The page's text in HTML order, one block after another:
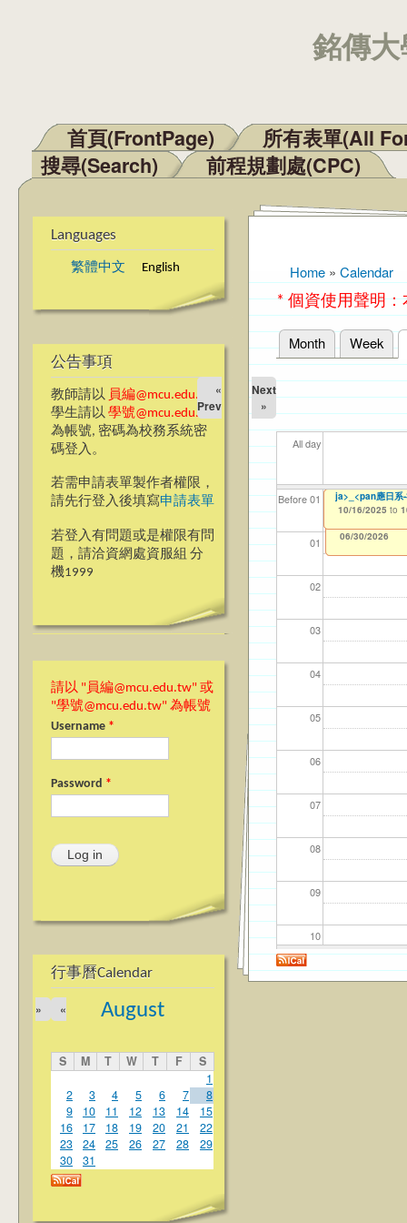
銘傳
Main menu
首頁(FrontPage)
所有表單(All
搜尋(Search)
前程規劃處(CPC)
Languages
繁體中文 English
公告事項
教師請以 員編@mcu.edu.tw
學生請以 學號@mcu.edu.tw
為帳號, 密碼為校務系統密
碼登入。
若需申請表單製作者權限，
請先行登入後填寫申請表單
若登入有問題或是權限有問
題，請洽資網處資服組 分
機1999
請以 "員編@mcu.edu.tw" 或
"學號@mcu.edu.tw" 為帳號
Username *
Password *
行事曆Calendar
August
«
»
S M T W T F
S
1
2
3 4 5 6 7
8
9
10 11 12 13 14
15
16
17 18 19 20 21
22
23
24 25 26 27 28
29
30
31
You are here
Home » Calendar
* 個資使用聲明
Primary tabs
Month Week
«
Prev
Next
»
All day
Before 01
01
02
03
04
05
06
07
08
09
10
11
【資網處】
整合系統～表單
12/31/2027
【財務處】工讀
11/12/2021 to
【財務處】漏打
錄
07/31/2027
114學年度前程
表(服務學習教師
07/31/2026
114學年度前程
回饋表(服務學習
06/30/2026
114
03/
【學
07/
114
09/
教務
11/
商品
11/
114
02/
【財
08/
高中
09/
【國教處僑陸事
10/15/2025 to
Ming Chuan
10/15/2025 to
銘傳大學永續發
10/15/2025 to
ja>_<pan應日系
10/16/2025 to